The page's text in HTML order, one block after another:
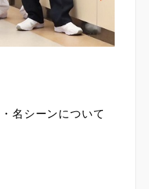
名シーンについて